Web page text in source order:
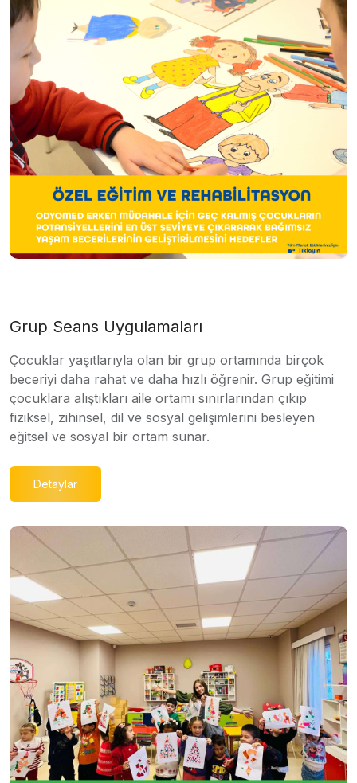
Grup Seans Uygulamaları
Çocuklar yaşıtlarıyla olan bir grup ortamında birçok
beceriyi daha rahat ve daha hızlı öğrenir. Grup eğitimi
çocuklara alıştıkları aile ortamı sınırlarından çıkıp
fiziksel, zihinsel, dil ve sosyal gelişimlerini besleyen
eğitsel ve sosyal bir ortam sunar.
Detaylar